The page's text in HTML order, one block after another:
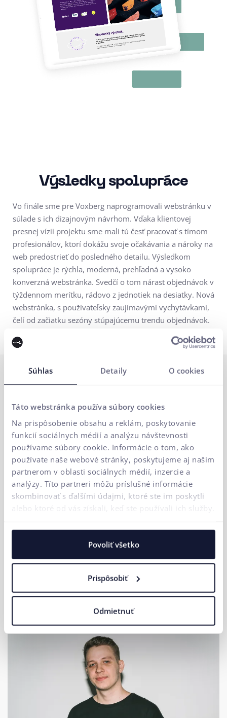
Súhlas Detaily O cookies
Táto webstránka používa súbory cookies
Na prispôsobenie obsahu a reklám, poskytovanie
funkcií sociálnych médií a analýzu návštevnosti
používame súbory cookie. Informácie o tom, ako
používate naše webové stránky, poskytujeme aj našim
partnerom v oblasti sociálnych médií, inzercie a
analýzy. Títo partneri môžu príslušné informácie
skombinovať s ďalšími údajmi, ktoré ste im poskytli
alebo ktoré od vás získali, keď ste používali ich služby.
Povoliť všetko
Prispôsobiť
Odmietnuť
Výsledky spolupráce
Vo finále sme pre Voxberg naprogramovali webstránku v
súlade s ich dizajnovým návrhom. Vďaka klientovej
presnej vízii projektu sme mali tú česť pracovať s tímom
profesionálov, ktorí dokážu svoje očakávania a nároky na
web predostrieť do posledného detailu. Výsledkom
spolupráce je rýchla, moderná, prehľadná a vysoko
konverzná webstránka. Svedčí o tom nárast objednávok v
týždennom merítku, rádovo z jednotiek na desiatky. Nová
webstránka, s používateľsky zaujímavými vychytávkami,
čelí od začiatku sezóny stúpajúcemu trendu objednávok.
Ako hodnotí našu
Pri hľadaní dodávateľa pre náš web sme hľadali
takú agentúru, ktorá spolu s nami vytvorí
jednotný tím a nebude pristupovať k spolupráci
štýlom agentúra vs. klient. Potrebovali sme,
aby aj agentúrna strana pochopila náš biznis,
víziu a misiu tak, aby rovnocenne prispeli k
rozvoju Voxberg webu. Pri ui42 sme sa stretli s
dnes už neprichádzajú návrhy a zadania na
ďalší rozvoj iba z našej strany, ale aj z uička, čo
si veľmi ceníme.
Head of Online